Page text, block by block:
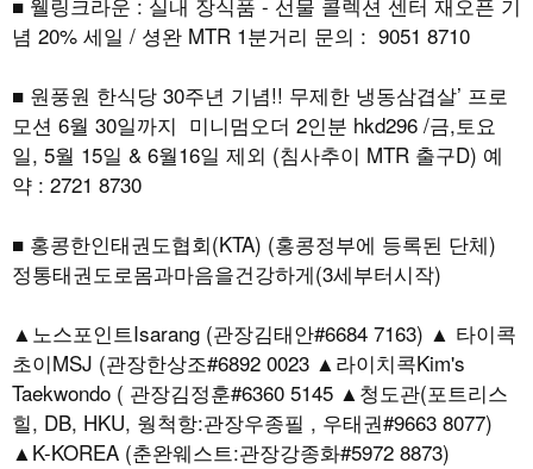
념 20% 세일 / 셩완 MTR 1분거리 문의 : 9051 8710
■ 원풍원 한식당 30주년 기념!! 무제한 냉동삼겹살’ 프로
모션 6월 30일까지 미니멈오더 2인분 hkd296 /금,토요
일, 5월 15일 & 6월16일 제외 (침사추이 MTR 출구D) 예
약 : 2721 8730
■ 홍콩한인태권도협회(KTA) (홍콩정부에 등록된 단체)
정통태권도로몸과마음을건강하게(3세부터시작)
▲노스포인트Isarang (관장김태안#6684 7163) ▲ 타이콕
초이MSJ (관장한상조#6892 0023 ▲라이치콕Kim's
Taekwondo ( 관장김정훈#6360 5145 ▲청도관(포트리스
힐, DB, HKU, 웡척항:관장우종필 , 우태권#9663 8077)
▲K-KOREA (춘완웨스트:관장강종화#5972 8873)